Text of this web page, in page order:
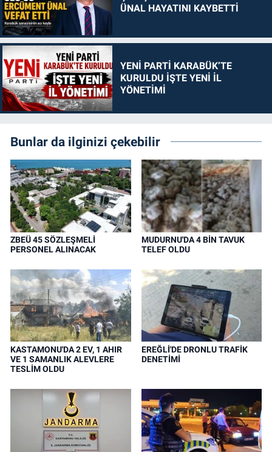
ÜNAL HAYATINI KAYBETTİ
YENİ PARTİ KARABÜK’TE
KURULDU İŞTE YENİ İL
YÖNETİMİ
Bunlar da ilginizi çekebilir
ZBEÜ 45 SÖZLEŞMELİ
PERSONEL ALINACAK
MUDURNU'DA 4 BİN TAVUK
TELEF OLDU
KASTAMONU'DA 2 EV, 1 AHIR
VE 1 SAMANLIK ALEVLERE
TESLİM OLDU
EREĞLİ'DE DRONLU TRAFİK
DENETİMİ